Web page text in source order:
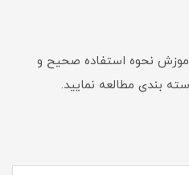
آموزش نحوه استفاده صحیح و
بندی مطالعه نمایید.